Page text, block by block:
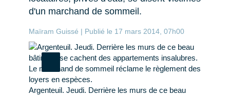
d'un marchand de sommeil.
Maïram Guissé | Publié le 17 mars 2014, 07h00
Argenteuil. Jeudi. Derrière les murs de ce beau